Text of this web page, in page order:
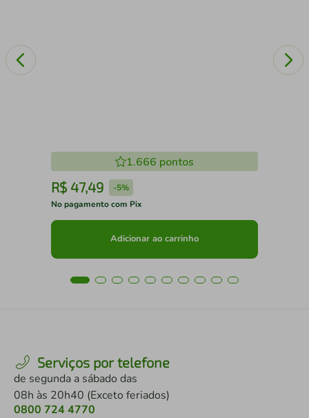
1.666 pontos
R$ 47,49 -5%
No pagamento com Pix
Adicionar ao carrinho
Serviços por telefone
de segunda a sábado das
08h às 20h40 (Exceto feriados)
0800 724 4770